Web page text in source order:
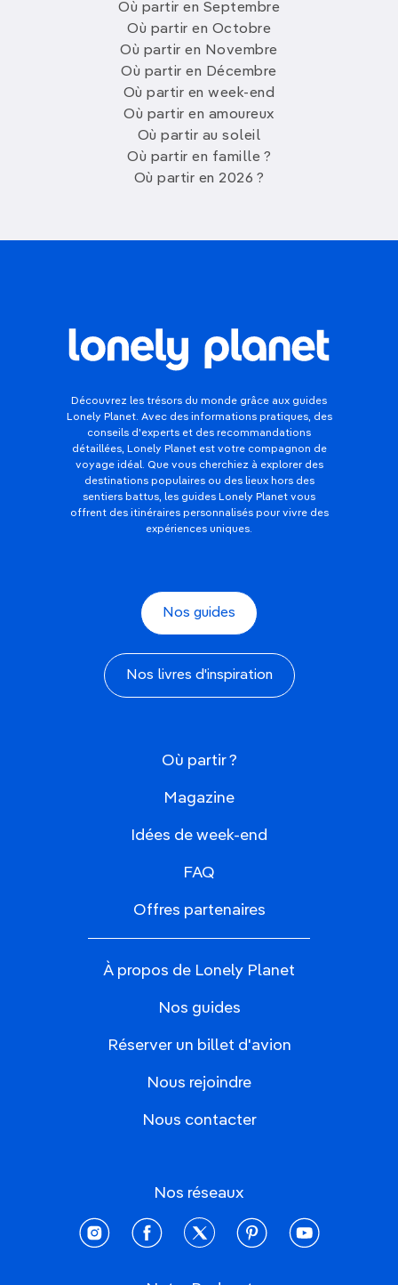
Où partir en Septembre
Où partir en Octobre
Où partir en Novembre
Où partir en Décembre
Où partir en week-end
Où partir en amoureux
Où partir au soleil
Où partir en famille ?
Où partir en 2026 ?
Découvrez les trésors du monde grâce aux guides
Lonely Planet. Avec des informations pratiques, des
conseils d'experts et des recommandations
détaillées, Lonely Planet est votre compagnon de
voyage idéal. Que vous cherchiez à explorer des
destinations populaires ou des lieux hors des
sentiers battus, les guides Lonely Planet vous
offrent des itinéraires personnalisés pour vivre des
expériences uniques.
Nos guides
Nos livres d'inspiration
Où partir ?
Magazine
Idées de week-end
FAQ
Offres partenaires
À propos de Lonely Planet
Nos guides
Réserver un billet d'avion
Nous rejoindre
Nous contacter
Nos réseaux
instagramfacebooktwitter pinterestyoutube